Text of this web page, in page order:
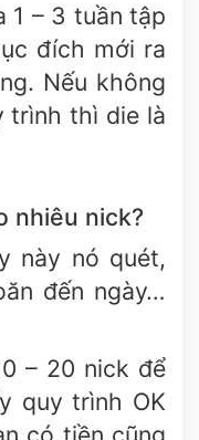
1 – 3 tuần tập
đích mới ra
Nếu không
trình thì die là
nhiêu nick?
này nó quét,
đến ngày…
– 20 nick để
quy trình OK